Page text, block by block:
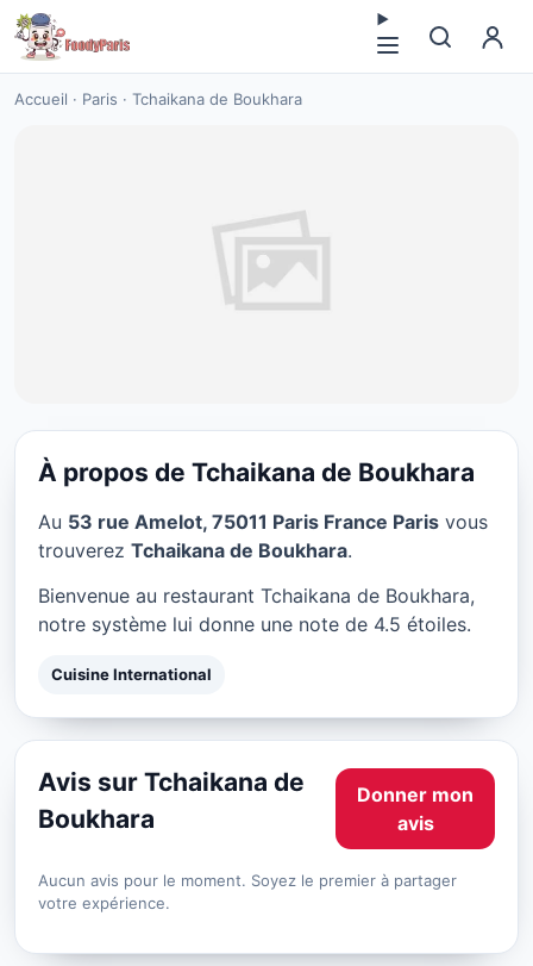
Accueil · Paris · Tchaikana de Boukhara
Tchaikana de Boukhara à
Paris
★ 4.5/5
À propos de Tchaikana de Boukhara
Au 53 rue Amelot, 75011 Paris France Paris vous
trouverez Tchaikana de Boukhara.
Bienvenue au restaurant Tchaikana de Boukhara,
notre système lui donne une note de 4.5 étoiles.
Cuisine International
Avis sur Tchaikana de
Boukhara
Donner mon
avis
Aucun avis pour le moment. Soyez le premier à partager
votre expérience.